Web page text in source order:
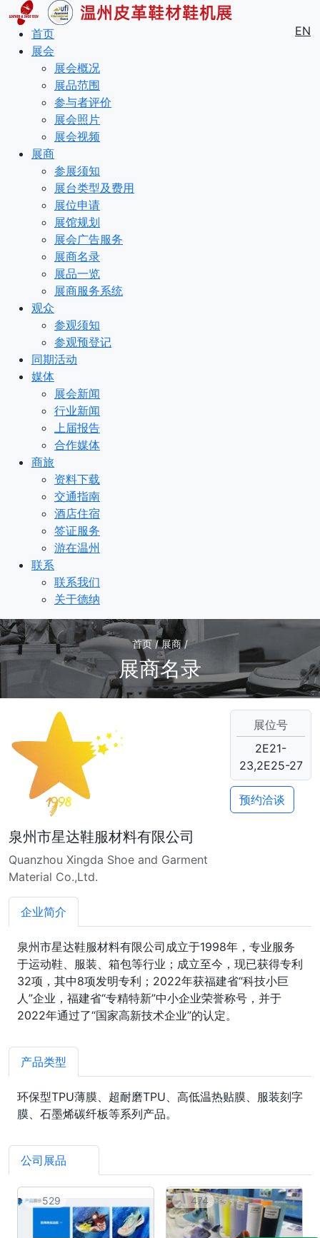
EN
首页
展会
展会概况
展品范围
参与者评价
展会照片
展会视频
展商
参展须知
展台类型及费用
展位申请
展馆规划
展会广告服务
展商名录
展品一览
展商服务系统
观众
参观须知
参观预登记
同期活动
媒体
展会新闻
行业新闻
上届报告
合作媒体
商旅
资料下载
交通指南
酒店住宿
签证服务
游在温州
联系
联系我们
关于德纳
首页 / 展商 /
展商名录
泉州市星达鞋服材料有限公司
Quanzhou Xingda Shoe and Garment
Material Co.,Ltd.
展位号
2E21-
23,2E25-27
预约洽谈
企业简介
泉州市星达鞋服材料有限公司成立于1998年，专业服务
于运动鞋、服装、箱包等行业；成立至今，现已获得专利
32项，其中8项发明专利；2022年获福建省“科技小巨
人”企业，福建省“专精特新”中小企业荣誉称号，并于
2022年通过了“国家高新技术企业”的认定。
产品类型
环保型TPU薄膜、超耐磨TPU、高低温热贴膜、服装刻字
膜、石墨烯碳纤板等系列产品。
公司展品
529 474